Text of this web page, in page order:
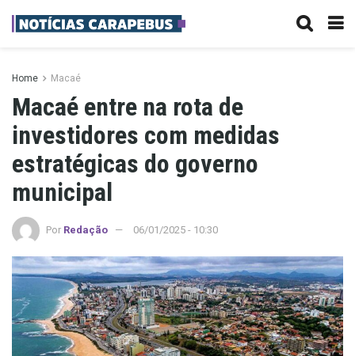
Home Macaé
Macaé entre na rota de
investidores com medidas
estratégicas do governo
municipal
Por Redação 06/01/2025 - 10:30